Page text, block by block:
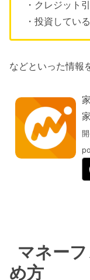
・クレジット
・投資してい
などといった情報
マネー
め方